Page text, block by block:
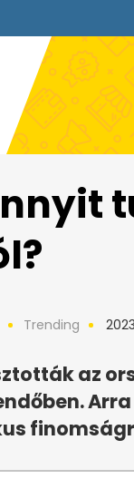
Trending
az